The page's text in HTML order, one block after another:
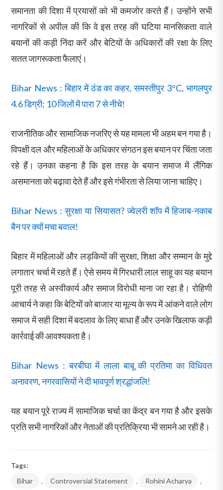
समानता की दिशा में प्रयासों को भी कमजोर करते हैं। उन्होंने सभी
नागरिकों से अपील की कि वे इस तरह की घटिया मानसिकता वाले
बयानों की कड़ी निंदा करें और बेटियों के अधिकारों की रक्षा के लिए
सतत जागरूकता फैलाएं।
Bihar News : बिहार में ठंड का कहर, समस्तीपुर 3°C, भागलपुर
4.6 डिग्री; 10 जिलों में पारा 7 से नीचे!
राजनीतिक और सामाजिक नजरिए से यह मामला भी अहम बन गया है।
विपक्षी दल और महिलाओं के अधिकार संगठन इस बयान पर चिंता जता
रहे हैं। उनका कहना है कि इस तरह के बयान समाज में लैंगिक
असमानता को बढ़ावा देते हैं और इसे गंभीरता से लिया जाना चाहिए।
Bihar News : सुरक्षा या सियासत? ज्वेलरी शॉप में हिजाब-नकाब
बैन पर क्यों मचा बवाल!
बिहार में महिलाओं और लड़कियों की सुरक्षा, शिक्षा और सम्मान के मुद्दे
लगातार चर्चा में रहते हैं। ऐसे समय में गिरधारी लाल साहू का यह बयान
पूरी तरह से अस्वीकार्य और समाज विरोधी माना जा रहा है। रोहिणी
आचार्य ने कहा कि बेटियों को बाजार या मूल्य के रूप में आंकने वाले लोग
समाज में सही दिशा में बदलाव के लिए बाधा हैं और उनके खिलाफ कड़ी
कार्रवाई की आवश्यकता है।
Bihar News : बरबीघा में लाला बाबू की प्रतिमा का विधिवत
अनावरण, नगरवासियों ने दी भावपूर्ण श्रद्धांजलि!
यह बयान पूरे राज्य में सामाजिक चर्चा का केंद्र बन गया है और इसके
प्रति सभी नागरिकों और नेताओं की प्रतिक्रिया भी सामने आ रही है।
Tags:
Bihar
, Controversial Statement , Rohini Acharya ,